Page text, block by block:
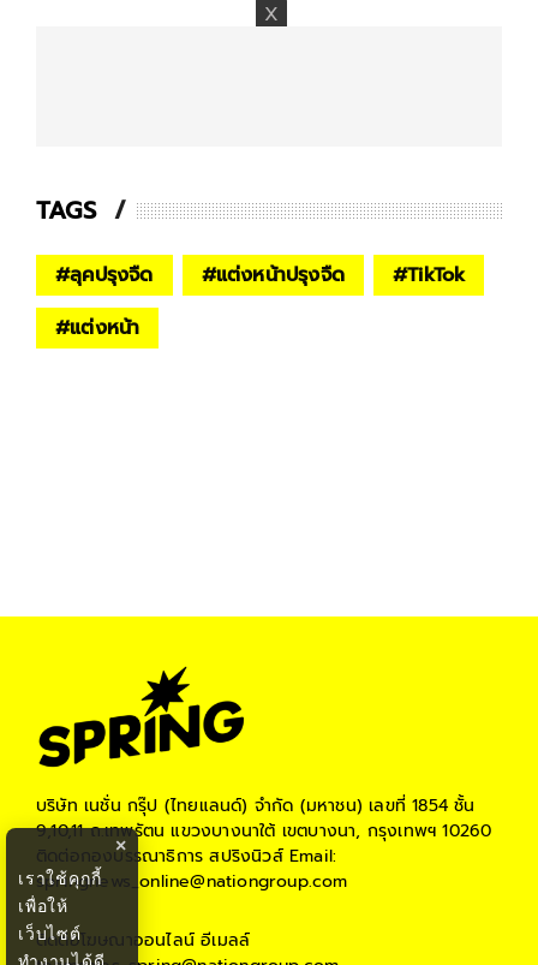
TAGS
#ลุคปรุงจืด #แต่งหน้าปรุงจืด #TikTok
#แต่งหน้า
บริษัท เนชั่น กรุ๊ป (ไทยแลนด์) จำกัด (มหาชน) เลขที่ 1854 ชั้น
9,10,11 ถ.เทพรัตน แขวงบางนาใต้ เขตบางนา, กรุงเทพฯ 10260
ติดต่อกองบรรณาธิการ สปริงนิวส์Email:
springnews_online@nationgroup.com
ติดต่อโฆษณาออนไลน์ อีเมลล์
×
เราใช้คุกกี้
เพื่อให้
เว็บไซต์